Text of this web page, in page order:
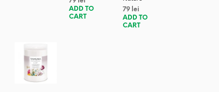
ADD TO
CART
79 lei
ADD TO
CART